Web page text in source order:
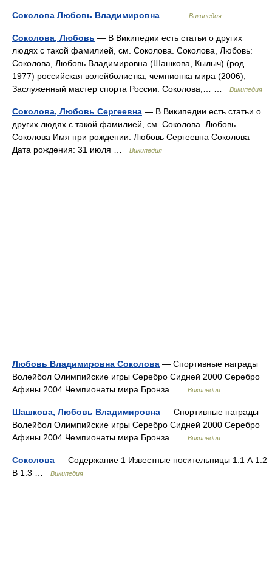
Соколова Любовь Владимировна — … Википедия
Соколова, Любовь — В Википедии есть статьи о других
людях с такой фамилией, см. Соколова. Соколова, Любовь:
Соколова, Любовь Владимировна (Шашкова, Кылыч) (род.
1977) российская волейболистка, чемпионка мира (2006),
Заслуженный мастер спорта России. Соколова,… …
Википедия
Соколова, Любовь Сергеевна — В Википедии есть статьи о
других людях с такой фамилией, см. Соколова. Любовь
Соколова Имя при рождении: Любовь Сергеевна Соколова
Дата рождения: 31 июля …
Википедия
Любовь Владимировна Соколова — Спортивные награды
Волейбол Олимпийские игры Серебро Сидней 2000 Серебро
Афины 2004 Чемпионаты мира Бронза …
Википедия
Шашкова, Любовь Владимировна — Спортивные награды
Волейбол Олимпийские игры Серебро Сидней 2000 Серебро
Афины 2004 Чемпионаты мира Бронза …
Википедия
Соколова — Содержание 1 Известные носительницы 1.1 А 1.2
В 1.3 …
Википедия